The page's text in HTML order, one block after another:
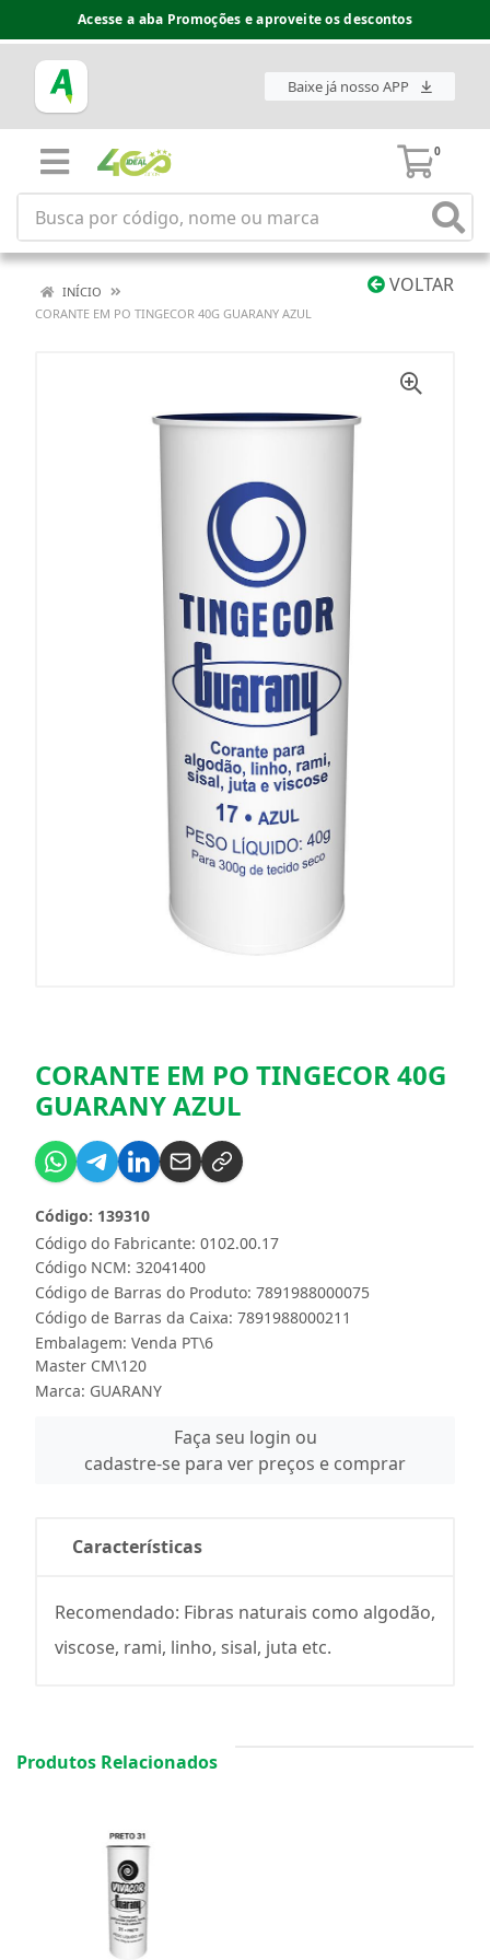
Acesse a aba Promoções e aproveite os descontos
Baixe já nosso APP
0
VOLTAR
INÍCIO
CORANTE EM PO TINGECOR 40G GUARANY AZUL
CORANTE EM PO TINGECOR 40G
GUARANY AZUL
Código do Fabricante: 0102.00.17
Código: 139310
Código NCM: 32041400
Código de Barras do Produto: 7891988000075
Código de Barras da Caixa: 7891988000211
Embalagem: Venda PT\6
Master CM\120
Marca: GUARANY
Faça seu login ou
cadastre-se para ver preços e comprar
Características
Recomendado: Fibras naturais como algodão,
viscose, rami, linho, sisal, juta etc.
Produtos Relacionados